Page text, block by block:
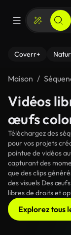
Coverr+
Maison
Vidéos
œufs
Téléchargez des
pour vos projets
pointue de vidéos
capturant des
que des clips
des visuels Des
libres de droits et
Explorez tous